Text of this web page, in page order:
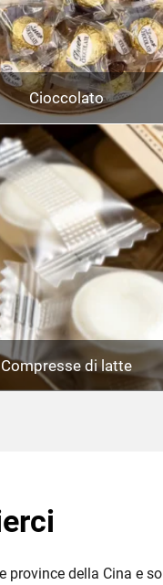
Cioccolato
Compresse di latte
della Cina e